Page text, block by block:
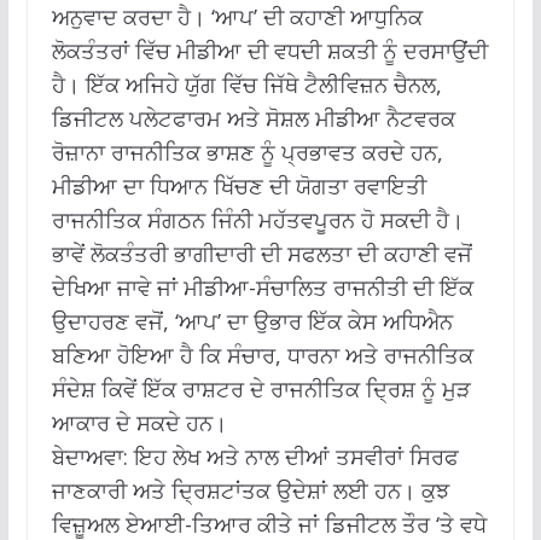
ਅਨੁਵਾਦ ਕਰਦਾ ਹੈ। ‘ਆਪ’ ਦੀ ਕਹਾਣੀ ਆਧੁਨਿਕ
ਲੋਕਤੰਤਰਾਂ ਵਿੱਚ ਮੀਡੀਆ ਦੀ ਵਧਦੀ ਸ਼ਕਤੀ ਨੂੰ ਦਰਸਾਉਂਦੀ
ਹੈ। ਇੱਕ ਅਜਿਹੇ ਯੁੱਗ ਵਿੱਚ ਜਿੱਥੇ ਟੈਲੀਵਿਜ਼ਨ ਚੈਨਲ,
ਡਿਜੀਟਲ ਪਲੇਟਫਾਰਮ ਅਤੇ ਸੋਸ਼ਲ ਮੀਡੀਆ ਨੈਟਵਰਕ
ਰੋਜ਼ਾਨਾ ਰਾਜਨੀਤਿਕ ਭਾਸ਼ਣ ਨੂੰ ਪ੍ਰਭਾਵਤ ਕਰਦੇ ਹਨ,
ਮੀਡੀਆ ਦਾ ਧਿਆਨ ਖਿੱਚਣ ਦੀ ਯੋਗਤਾ ਰਵਾਇਤੀ
ਰਾਜਨੀਤਿਕ ਸੰਗਠਨ ਜਿੰਨੀ ਮਹੱਤਵਪੂਰਨ ਹੋ ਸਕਦੀ ਹੈ।
ਭਾਵੇਂ ਲੋਕਤੰਤਰੀ ਭਾਗੀਦਾਰੀ ਦੀ ਸਫਲਤਾ ਦੀ ਕਹਾਣੀ ਵਜੋਂ
ਦੇਖਿਆ ਜਾਵੇ ਜਾਂ ਮੀਡੀਆ-ਸੰਚਾਲਿਤ ਰਾਜਨੀਤੀ ਦੀ ਇੱਕ
ਉਦਾਹਰਣ ਵਜੋਂ, ‘ਆਪ’ ਦਾ ਉਭਾਰ ਇੱਕ ਕੇਸ ਅਧਿਐਨ
ਬਣਿਆ ਹੋਇਆ ਹੈ ਕਿ ਸੰਚਾਰ, ਧਾਰਨਾ ਅਤੇ ਰਾਜਨੀਤਿਕ
ਸੰਦੇਸ਼ ਕਿਵੇਂ ਇੱਕ ਰਾਸ਼ਟਰ ਦੇ ਰਾਜਨੀਤਿਕ ਦ੍ਰਿਸ਼ ਨੂੰ ਮੁੜ
ਆਕਾਰ ਦੇ ਸਕਦੇ ਹਨ।
ਬੇਦਾਅਵਾ: ਇਹ ਲੇਖ ਅਤੇ ਨਾਲ ਦੀਆਂ ਤਸਵੀਰਾਂ ਸਿਰਫ
ਜਾਣਕਾਰੀ ਅਤੇ ਦ੍ਰਿਸ਼ਟਾਂਤਕ ਉਦੇਸ਼ਾਂ ਲਈ ਹਨ। ਕੁਝ
ਵਿਜ਼ੂਅਲ ਏਆਈ-ਤਿਆਰ ਕੀਤੇ ਜਾਂ ਡਿਜੀਟਲ ਤੌਰ ‘ਤੇ ਵਧੇ